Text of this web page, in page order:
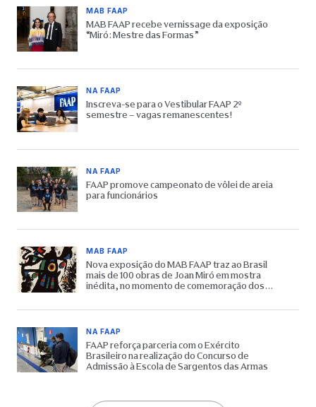
MAB FAAP
MAB FAAP recebe vernissage da exposição
“Miró: Mestre das Formas”
NA FAAP
Inscreva-se para o Vestibular FAAP 2º
semestre – vagas remanescentes!
NA FAAP
FAAP promove campeonato de vôlei de areia
para funcionários
MAB FAAP
Nova exposição do MAB FAAP traz ao Brasil
mais de 100 obras de Joan Miró em mostra
inédita, no momento de comemoração dos
NA FAAP
FAAP reforça parceria com o Exército
Brasileiro na realização do Concurso de
Admissão à Escola de Sargentos das Armas